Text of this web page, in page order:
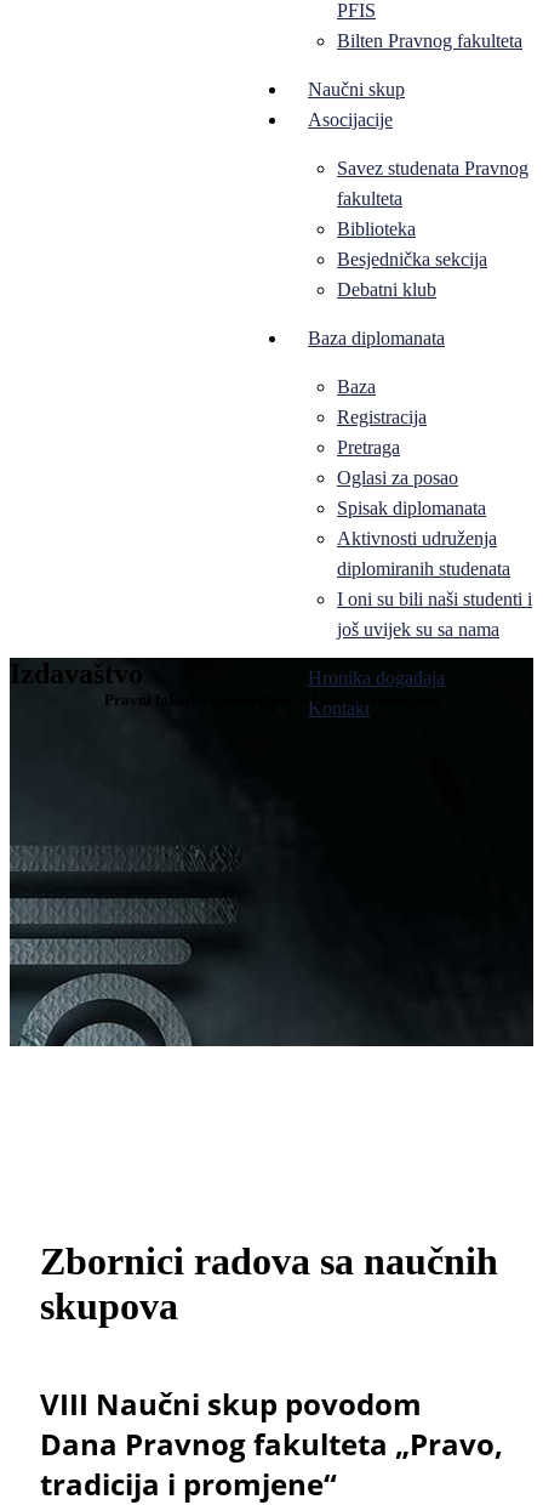
PFIS
Bilten Pravnog fakulteta
Naučni skup
Asocijacije
Savez studenata Pravnog
fakulteta
Biblioteka
Besjednička sekcija
Debatni klub
Baza diplomanata
Baza
Registracija
Pretraga
Oglasi za posao
Spisak diplomanata
Aktivnosti udruženja
diplomiranih studenata
I oni su bili naši studenti i
još uvijek su sa nama
Hronika događaja
Kontakt
Izdavaštvo
Pravni fakultet Univerziteta u Istočnom Sarajevu
Zbornici radova sa naučnih
skupova
VIII Naučni skup povodom
Dana Pravnog fakulteta „Pravo,
tradicija i promjene“